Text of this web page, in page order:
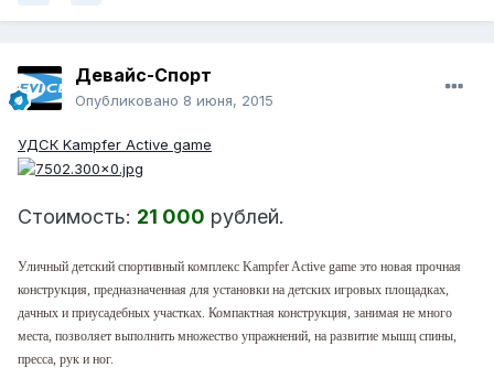
Девайс-Спорт
Опубликовано 8 июня, 2015
УДСК Kampfer Active game
Стоимость: 21 000 рублей.
Уличный детский спортивный комплекс Kampfer Active game это новая прочная
конструкция, предназначенная для установки на детских игровых площадках,
дачных и приусадебных участках. Компактная конструкция, занимая не много
места, позволяет выполнить множество упражнений, на развитие мышц спины,
пресса, рук и ног.